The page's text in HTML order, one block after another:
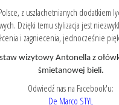
z uszlachetnianych dodatkiem
Dzięki temu stylizacja jest
i zagniecenia, jednocześnie
wizytowy Antonella z
śmietanowej bieli.
Odwiedź nas na Facebook'u:
De Marco STYL